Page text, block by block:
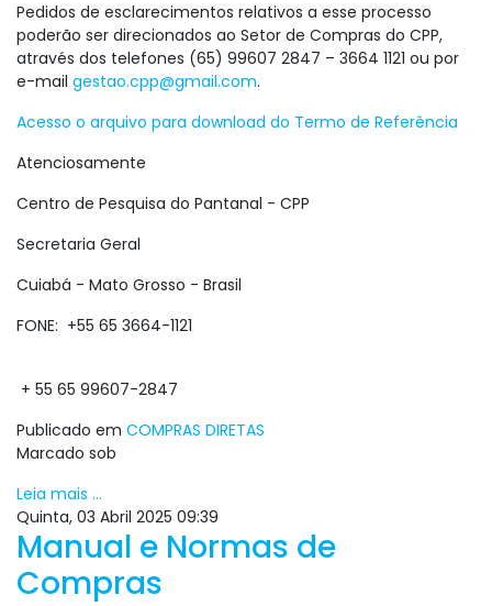
Pedidos de esclarecimentos relativos a esse processo
poderão ser direcionados ao Setor de Compras do CPP,
através dos telefones (65) 99607 2847 – 3664 1121 ou por
e-mail gestao.cpp@gmail.com.
Acesso o arquivo para download do Termo de Referência
Atenciosamente
Centro de Pesquisa do Pantanal - CPP
Secretaria Geral
Cuiabá - Mato Grosso - Brasil
FONE: +55 65 3664-1121
+ 55 65 99607-2847
Publicado em COMPRAS DIRETAS
Marcado sob
Leia mais ...
Quinta, 03 Abril 2025 09:39
Manual e Normas de
Compras